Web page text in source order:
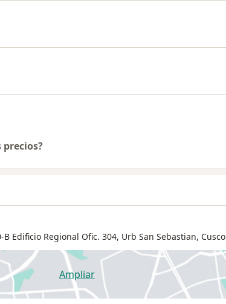
B Edificio Regional Ofic. 304, Urb San Sebastian, Cusco
Ampliarse abre en una nueva pestaña